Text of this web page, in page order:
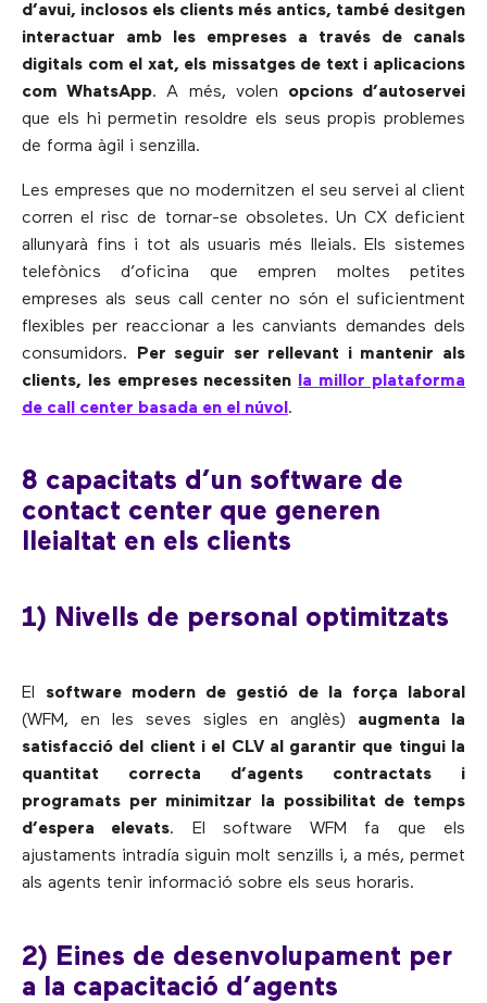
d’avui, inclosos els clients més antics, també desitgen
interactuar amb les empreses a través de canals
digitals com el xat, els missatges de text i aplicacions
com WhatsApp. A més, volen opcions d’autoservei
que els hi permetin resoldre els seus propis problemes
de forma àgil i senzilla.
Les empreses que no modernitzen el seu servei al client
corren el risc de tornar-se obsoletes. Un CX deficient
allunyarà fins i tot als usuaris més lleials. Els sistemes
telefònics d’oficina que empren moltes petites
empreses als seus call center no són el suficientment
flexibles per reaccionar a les canviants demandes dels
consumidors.
Per seguir ser rellevant i mantenir als
clients, les empreses necessiten
la millor plataforma
de call center basada en el núvol .
8 capacitats d’un software de
contact center que generen
lleialtat en els clients
1) Nivells de personal optimitzats
El software modern de gestió de la força laboral
(WFM, en les seves sigles en anglès) augmenta la
satisfacció del client i el CLV al garantir que tingui la
quantitat correcta d’agents contractats i
programats per minimitzar la possibilitat de temps
d’espera elevats. El software WFM fa que els
ajustaments intradía siguin molt senzills i, a més, permet
als agents tenir informació sobre els seus horaris.
2) Eines de desenvolupament per
a la capacitació d’agents